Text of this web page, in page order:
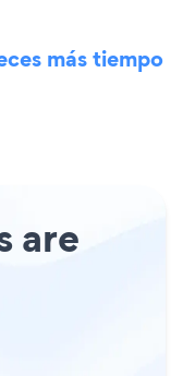
más tiempo
are